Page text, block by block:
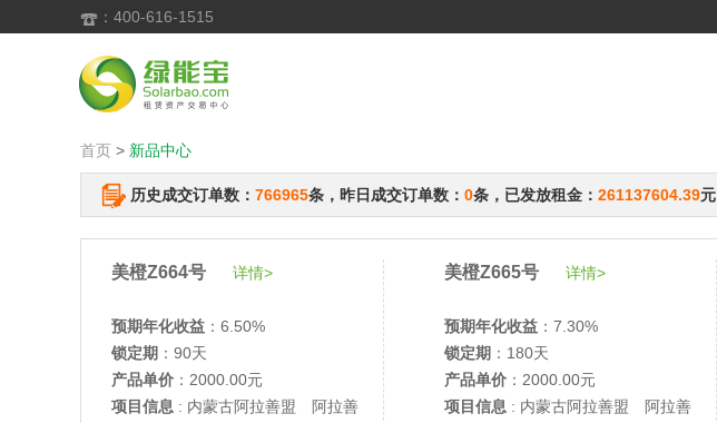
 ：400-616-1515
首页 > 新品中心
历史成交订单数： 766965条，昨日成交订单数： 0条，已发放租金： 261137604.39元
美橙Z664号 详情>
预期年化收益 ：6.50%
锁定期 ：90天
产品单价 ：2000.00元
项目信息 : 内蒙古阿拉善盟 阿拉善
美橙Z665号 详情>
预期年化收益 ：7.30%
锁定期 ：180天
产品单价 ：2000.00元
项目信息 : 内蒙古阿拉善盟 阿拉善